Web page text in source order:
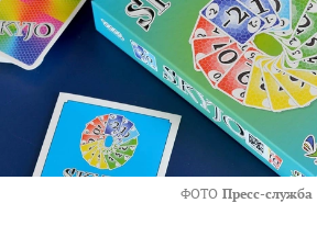
ФОТО Пресс-служба